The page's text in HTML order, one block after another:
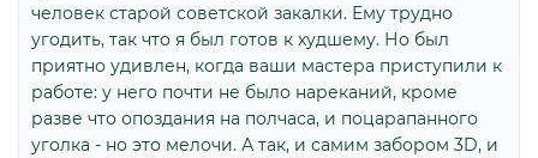
человек старой советской закалки. Ему трудно
угодить, так что я был готов к худшему. Но был
приятно удивлен, когда ваши мастера приступили к
работе: у него почти не было нареканий, кроме
разве что опоздания на полчаса, и поцарапанного
уголка - но это мелочи. А так, и самим забором 3D, и